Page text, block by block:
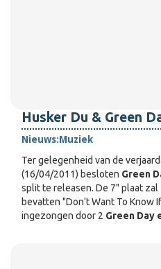
Husker Du & Green
Nieuws:Muziek
Ter gelegenheid van de
(16/04/2011) besloten Green
split te releasen. De 7" plaat
bevatten "Don't Want To Know
ingezongen door 2 Green Day